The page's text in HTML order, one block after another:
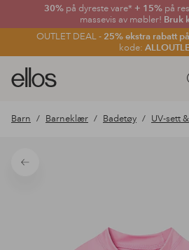
30% på dyreste vare* + 15%på
massevis av møbler! Bruk
OUTLET DEAL - 25% ekstra rabatt
kode:
Ellos
logo
gå
forsiden
Barn Barneklær Badetøy UV-sett
Tilbake